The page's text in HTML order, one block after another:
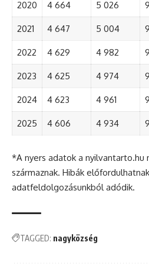
2020 4 664 5 026
2021 4 647 5 004
2022 4 629 4 982
2023 4 625 4 974
2024 4 623 4 961
2025 4 606 4 934
*A nyers adatok a nyilvantarto.hu
származnak. Hibák
adatfeldolgozásunkból adódik.
TAGGED: nagyközség